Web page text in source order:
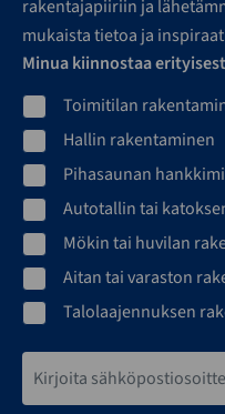
rakentajapiiriin ja
mukaista tietoa ja
Minua kiinnostaa
Toimitilan
Hallin rakentaminen
Pihasaunan
Autotallin tai
Mökin tai huvilan
Aitan tai varaston
Talolaajennuksen